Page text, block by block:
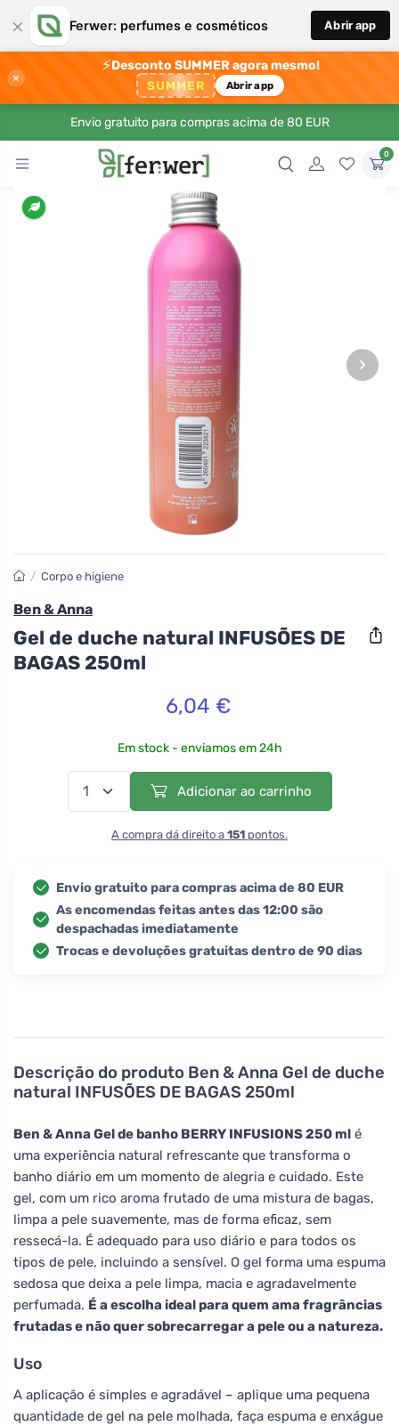
× Ferwer: perfumes e cosméticos Abrir app
×
⚡Desconto SUMMER agora mesmo!
SUMMER Abrir app
Envio gratuito para compras acima de 80 EUR
0
›
Descrição do produto Ben & Anna Gel de duche
natural INFUSÕES DE BAGAS 250ml
Ben & Anna Gel de banho BERRY INFUSIONS 250 ml é
uma experiência natural refrescante que transforma o
banho diário em um momento de alegria e cuidado. Este
gel, com um rico aroma frutado de uma mistura de bagas,
limpa a pele suavemente, mas de forma eficaz, sem
ressecá-la. É adequado para uso diário e para todos os
tipos de pele, incluindo a sensível. O gel forma uma espuma
sedosa que deixa a pele limpa, macia e agradavelmente
perfumada. É a escolha ideal para quem ama fragrâncias
frutadas e não quer sobrecarregar a pele ou a natureza.
Uso
A aplicação é simples e agradável – aplique uma pequena
quantidade de gel na pele molhada, faça espuma e enxágue
/ Corpo e higiene
Ben & Anna
Gel de duche natural INFUSÕES DE
BAGAS 250ml
6,04 €
Em stock - enviamos em 24h
Adicionar ao carrinho
A compra dá direito a 151 pontos.
Envio gratuito para compras acima de 80 EUR
As encomendas feitas antes das 12:00 são
despachadas imediatamente
Trocas e devoluções gratuitas dentro de 90 dias